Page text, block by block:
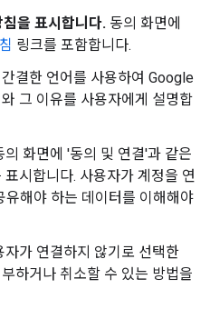
을 표시합니다. 동의 화면에
링크를 포함합니다.
결한 언어를 사용하여 Google
그 이유를 사용자에게 설명합
의 화면에 '동의 및 연결'과 같은
시합니다. 사용자가 계정을 연
해야 하는 데이터를 이해해야
자가 연결하지 않기로 선택한
하거나 취소할 수 있는 방법을